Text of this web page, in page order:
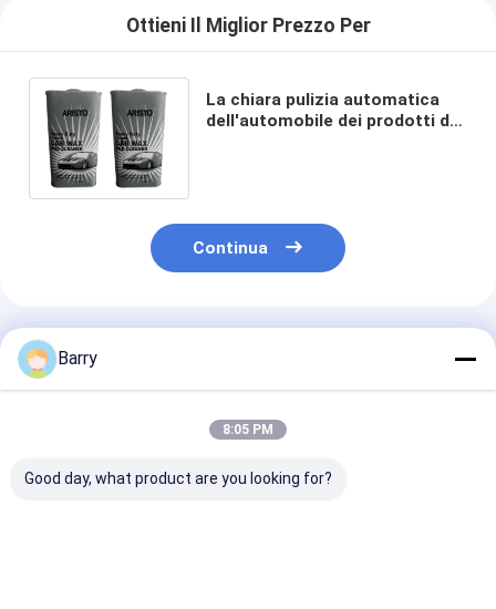
Ottieni Il Miglior Prezzo Per
La chiara pulizia automatica
dell'automobile dei prodotti di
Continua
Prodotti Raccomandati
Barry
8:05 PM
Good day, what product are you looking for?